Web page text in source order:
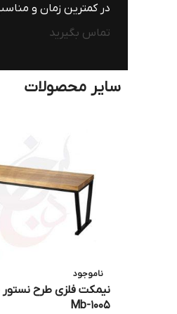
در کمترین زمان و
تماس بگیرید
سایر محصولات
ناموجود
نیمکت فلزی طرح
Mb-1005